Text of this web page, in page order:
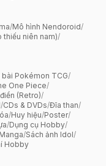
/Mô hình Nendoroid/
thiếu niên nam)/
bài Pokémon TCG/
One Piece/
(Retro)/
/CDs & DVDs/Đĩa than/
/Huy hiệu/Poster/
/Dụng cụ Hobby/
/Sách ảnh Idol/
Hobby